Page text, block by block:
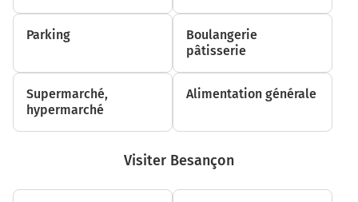
Tourner à droite sur D174 et continuer sur 600 mètres
16,6 km
Tourner à droite sur D171 (Rue de la Liberté) et
continuer sur 120 mètres
Tourner légèrement à gauche sur D171 (Rue de la
Parking
Boulangerie
pâtisserie
Supermarché,
hypermarché
Alimentation générale
Visiter Besançon